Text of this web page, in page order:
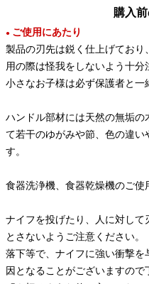
購入
● ご使用にあたり
製品の刃先は鋭く仕上げてお
用の際は怪我をしないよう十分
小さなお子様は必ず保護者と一
ハンドル部材には天然の無垢
て若干のゆがみや節、色の違い
す。
食器洗浄機、食器乾燥機のご使
ナイフを投げたり、人に対し
とさないようご注意ください。
落下等で、ナイフに強い衝撃
因となることがございますので